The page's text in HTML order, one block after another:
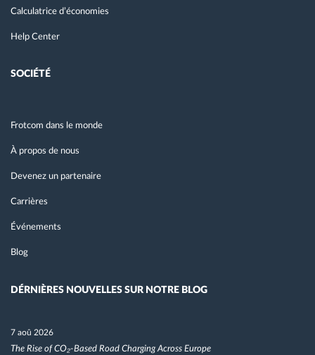
Calculatrice d’économies
Help Center
SOCIÉTÉ
Frotcom dans le monde
À propos de nous
Devenez un partenaire
Carrières
Événements
Blog
DÉRNIÈRES NOUVELLES SUR NOTRE BLOG
7 aoû 2026
The Rise of CO₂-Based Road Charging Across Europe